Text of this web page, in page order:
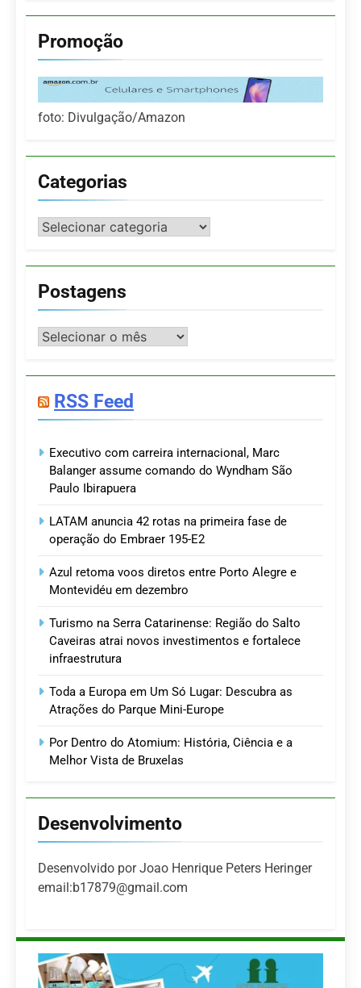
Promoção
foto: Divulgação/Amazon
Categorias
Categorias
Postagens
Postagens
RSS Feed
Executivo com carreira internacional, Marc
Balanger assume comando do Wyndham São
Paulo Ibirapuera
LATAM anuncia 42 rotas na primeira fase de
operação do Embraer 195-E2
Azul retoma voos diretos entre Porto Alegre e
Montevidéu em dezembro
Turismo na Serra Catarinense: Região do Salto
Caveiras atrai novos investimentos e fortalece
infraestrutura
Toda a Europa em Um Só Lugar: Descubra as
Atrações do Parque Mini-Europe
Por Dentro do Atomium: História, Ciência e a
Melhor Vista de Bruxelas
Desenvolvimento
Desenvolvido por Joao Henrique Peters Heringer
email:b17879@gmail.com